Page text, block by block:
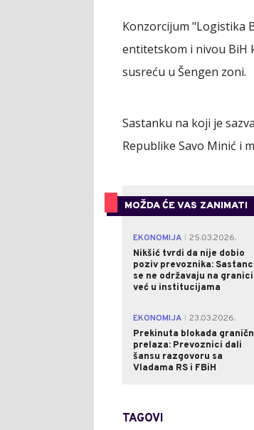
Konzorcijum "Logistika
entitetskom i nivou BiH
susreću u Šengen zoni.
Sastanku na koji je
Republike Savo Minić i
MOŽDA ĆE VAS ZANIMATI
EKONOMIJA
25.03.2026.
Nikšić tvrdi da nije dobio
poziv prevoznika:
se ne održavaju na granici
već u institucijama
EKONOMIJA
23.03.2026.
Prekinuta blokada
prelaza: Prevoznici dali
šansu razgovoru sa
Vladama RS i FBiH
TAGOVI